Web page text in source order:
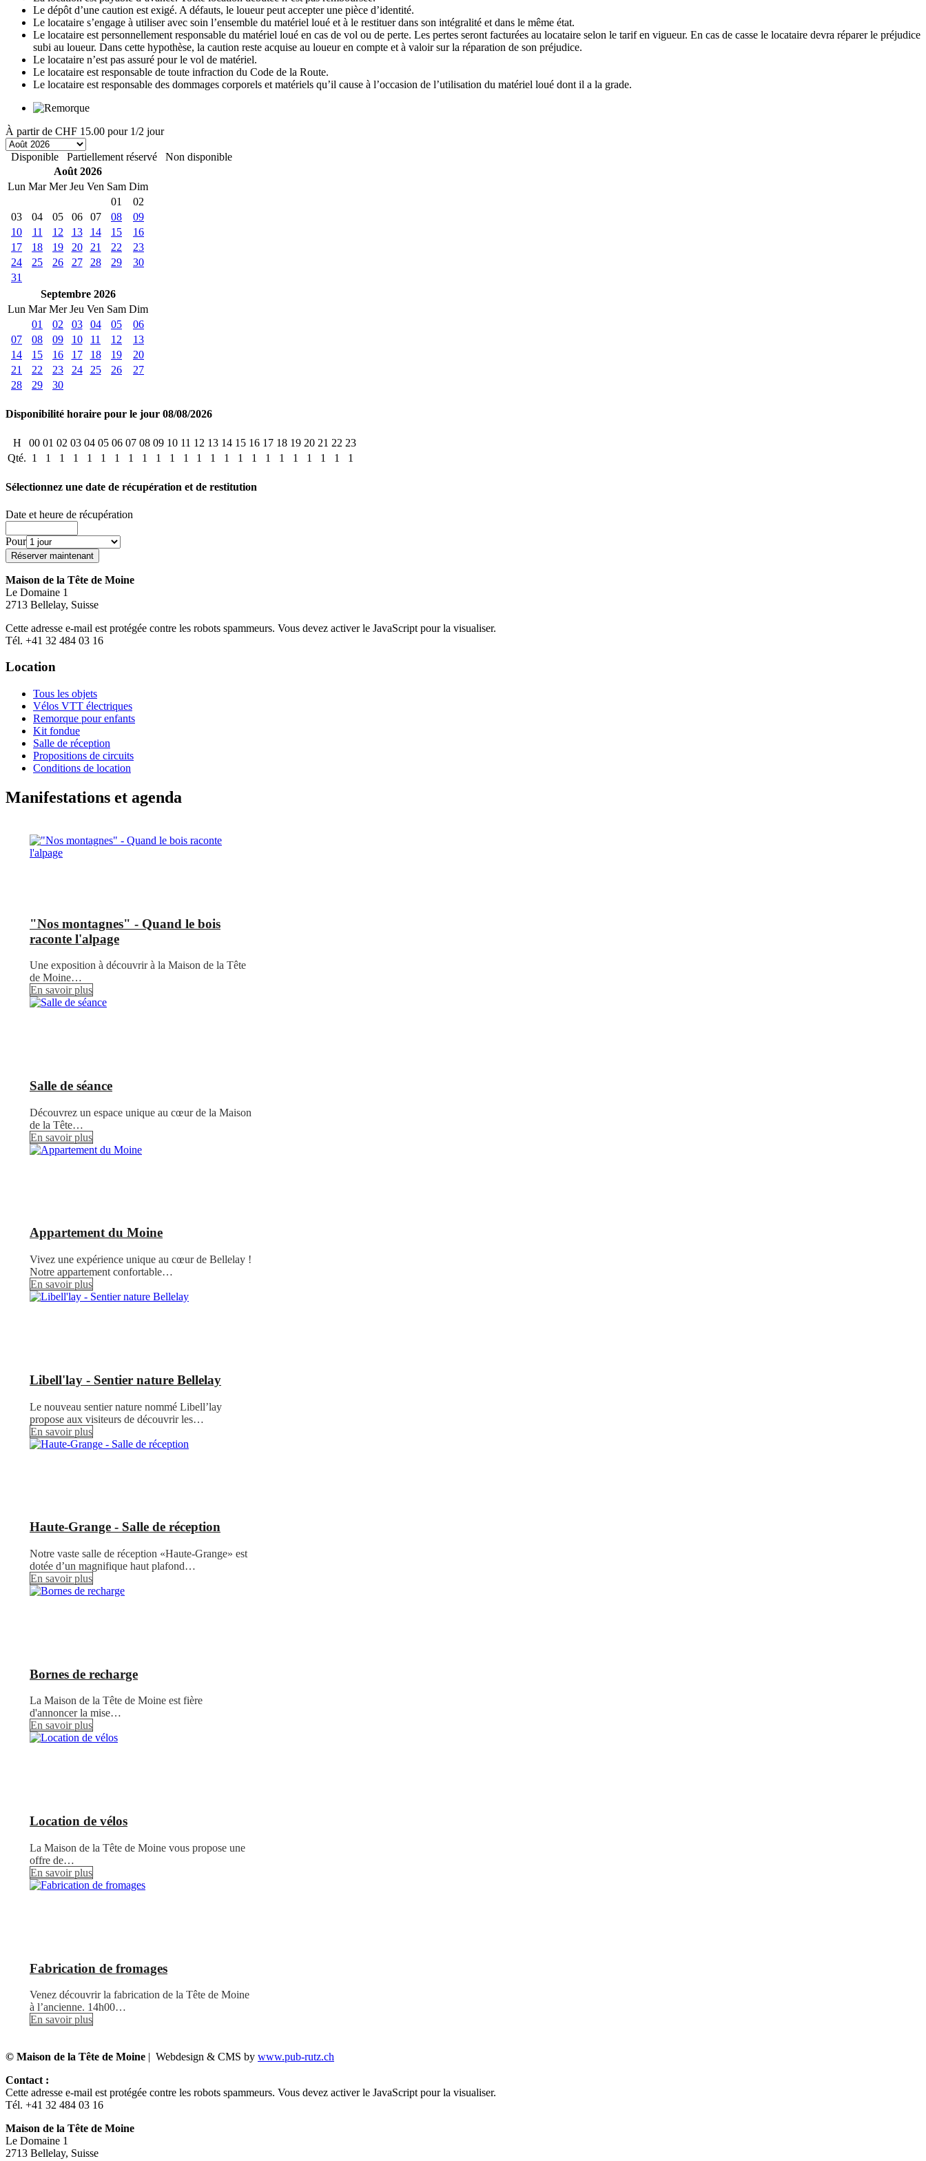
Le dépôt d’une caution est exigé. A défauts, le loueur peut accepter une pièce d’identité.
Le locataire s’engage à utiliser avec soin l’ensemble du matériel loué et à le restituer dans son intégralité et dans le même état.
Le locataire est personnellement responsable du matériel loué en cas de vol ou de perte. Les pertes seront facturées au locataire selon le tarif en vigueur. En cas de casse le locataire devra réparer le préjudice
subi au loueur. Dans cette hypothèse, la caution reste acquise au loueur en compte et à valoir sur la réparation de son préjudice.
Le locataire n’est pas assuré pour le vol de matériel.
Le locataire est responsable de toute infraction du Code de la Route.
Le locataire est responsable des dommages corporels et matériels qu’il cause à l’occasion de l’utilisation du matériel loué dont il a la grade.
À partir de CHF 15.00 pour 1/2 jour
Disponible Partiellement réservé
Non disponible
Août 2026
Lun Mar Mer Jeu Ven Sam Dim
01
02
03
04 05 06 07 08
09
10
11 12 13 14 15
16
17
18 19 20 21 22
23
24
25 26 27 28 29
30
31
Septembre 2026
Lun Mar Mer Jeu Ven Sam Dim
01
02 03 04 05
06
07
08 09 10 11 12
13
14
15 16 17 18 19
20
21
22 23 24 25 26
27
28
29 30
Disponibilité horaire pour le jour 08/08/2026
H 00 01 02 03 04 05 06 07 08 09 10 11 12 13 14 15 16 17 18 19 20 21 22 23
Qté. 1 1 1 1 1 1 1 1 1 1 1 1 1 1 1 1 1 1 1 1 1 1 1 1
Sélectionnez une date de récupération et de restitution
Date et heure de récupération
Pour
Maison de la Tête de Moine
Le Domaine 1
2713 Bellelay, Suisse
Cette adresse e-mail est protégée contre les robots spammeurs. Vous devez activer le JavaScript pour la visualiser.
Tél. +41 32 484 03 16
Location
Tous les objets
Vélos VTT électriques
Remorque pour enfants
Kit fondue
Salle de réception
Propositions de circuits
Conditions de location
Manifestations et agenda
"Nos montagnes" - Quand le bois
raconte l'alpage
Une exposition à découvrir à la Maison de la Tête
de Moine…
En savoir plus
Salle de séance
Découvrez un espace unique au cœur de la Maison
de la Tête…
En savoir plus
Appartement du Moine
Vivez une expérience unique au cœur de Bellelay !
Notre appartement confortable…
En savoir plus
Libell'lay - Sentier nature Bellelay
Le nouveau sentier nature nommé Libell’lay
propose aux visiteurs de découvrir les…
En savoir plus
Haute-Grange - Salle de réception
Notre vaste salle de réception «Haute-Grange» est
dotée d’un magnifique haut plafond…
En savoir plus
Bornes de recharge
La Maison de la Tête de Moine est fière
d'annoncer la mise…
En savoir plus
Location de vélos
La Maison de la Tête de Moine vous propose une
offre de…
En savoir plus
Fabrication de fromages
Venez découvrir la fabrication de la Tête de Moine
à l’ancienne. 14h00…
En savoir plus
© Maison de la Tête de Moine | Webdesign & CMS by www.pub-rutz.ch
Contact :
Cette adresse e-mail est protégée contre les robots spammeurs. Vous devez activer le JavaScript pour la visualiser.
Tél. +41 32 484 03 16
Maison de la Tête de Moine
Le Domaine 1
2713 Bellelay, Suisse